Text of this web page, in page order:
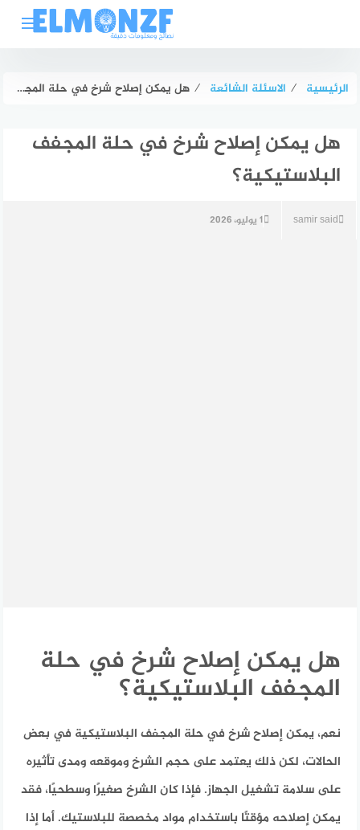
الرئيسية ⁄ الاسئلة الشائعة ⁄ هل يمكن إصلاح شرخ في حلة المجفف البلاستيكية؟
هل يمكن إصلاح شرخ في حلة المجفف
البلاستيكية؟
samir said 1 يوليو، 2026
هل يمكن إصلاح شرخ في حلة
المجفف البلاستيكية؟
نعم، يمكن إصلاح شرخ في حلة المجفف البلاستيكية في بعض
الحالات، لكن ذلك يعتمد على حجم الشرخ وموقعه ومدى تأثيره
على سلامة تشغيل الجهاز. فإذا كان الشرخ صغيرًا وسطحيًا، فقد
يمكن إصلاحه مؤقتًا باستخدام مواد مخصصة للبلاستيك. أما إذا